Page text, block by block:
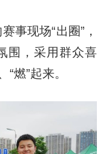
现场“出圈”，
围，采用群众喜
燃”起来。